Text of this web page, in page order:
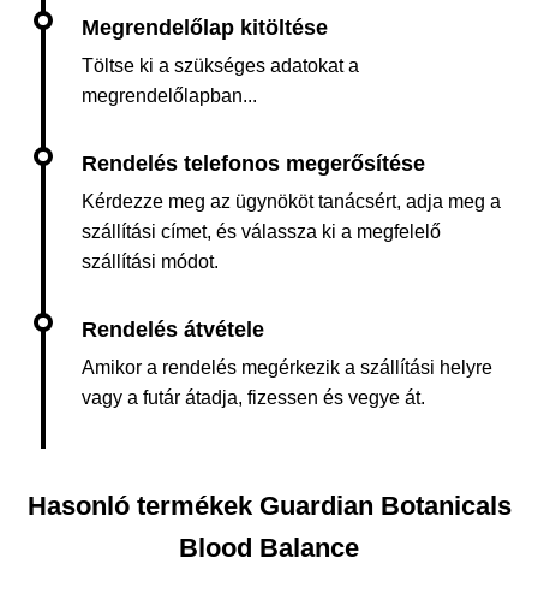
Töltse ki a szükséges adatokat a
megrendelőlapban...
Kérdezze meg az ügynököt tanácsért, adja meg a
szállítási címet, és válassza ki a megfelelő
szállítási módot.
Amikor a rendelés megérkezik a szállítási helyre
vagy a futár átadja, fizessen és vegye át.
Hasonló termékek Guardian Botanicals
Blood Balance